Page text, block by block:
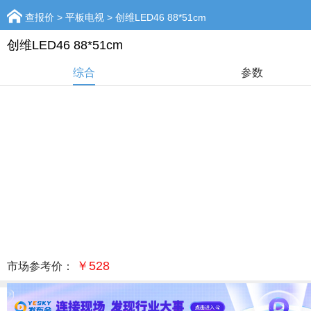
查报价 > 平板电视 > 创维LED46 88*51cm
创维LED46 88*51cm
综合 参数
市场参考价： ￥528